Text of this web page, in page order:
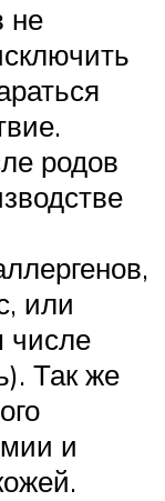
не
родов
или
числе
Так же
и